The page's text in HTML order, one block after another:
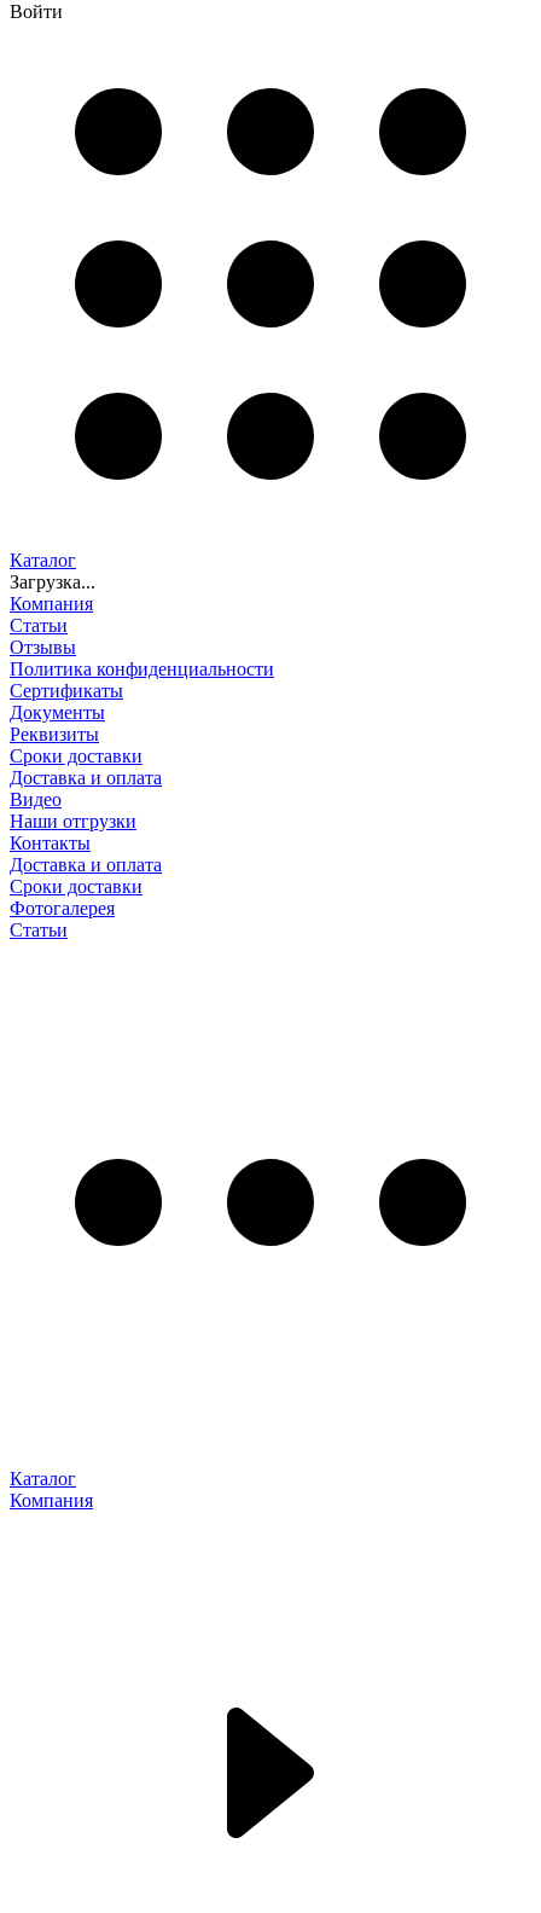
Войти
Каталог
Загрузка...
Компания
Статьи
Отзывы
Политика конфиденциальности
Сертификаты
Документы
Реквизиты
Сроки доставки
Доставка и оплата
Видео
Наши отгрузки
Контакты
Доставка и оплата
Сроки доставки
Фотогалерея
Статьи
Каталог
Компания